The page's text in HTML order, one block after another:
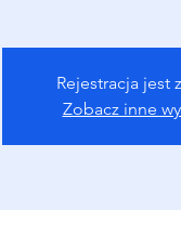
Rejestracja jest
Zobacz inne